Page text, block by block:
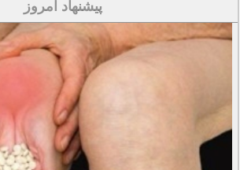
پیشنهاد امروز